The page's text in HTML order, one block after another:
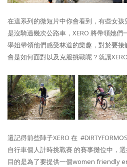
在這系列的微短片中你會看到，有些女
是沒騎過幾次公路車，XERO 將帶領她們
學姐帶領他們感受林道的樂趣，對於要接
會是如何面對以及克服挑戰呢？就讓
還記得前些陣子XERO 在
自行車個人計時挑戰賽 的賽事攤位中，
目的是為了要提供一個women friendly